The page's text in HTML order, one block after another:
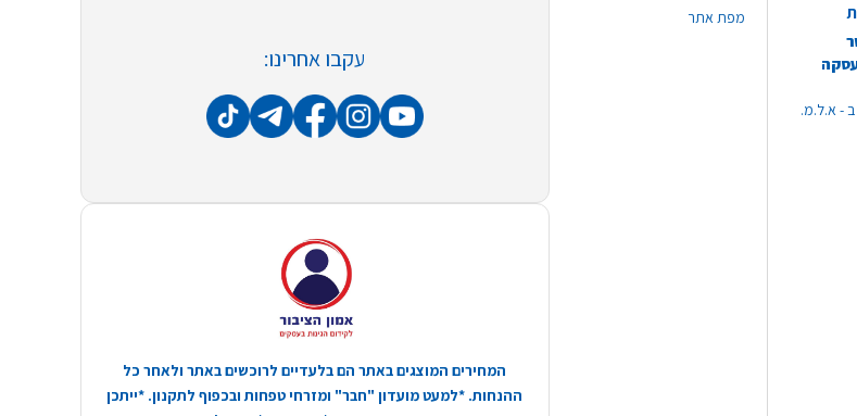
ב - א.ל.מ.
מפת אתר
עקבו אחרינו:
המחירים המוצגים באתר הם בלעדיים לרוכשים באתר ולאחר כל
ההנחות. *למעט מועדון "חבר" ומזרחי טפחות ובכפוף לתקנון. *ייתכן